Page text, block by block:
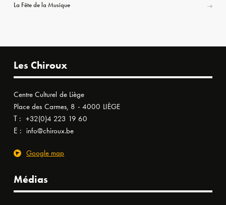
La Fête de la Musique
Les Chiroux
Centre Culturel de Liège
Place des Carmes, 8 - 4000 LIÈGE
T : +32(0)4 223 19 60
E : info@chiroux.be
Google map
Médias